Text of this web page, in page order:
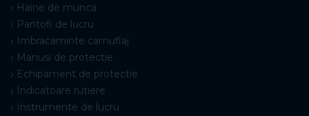
Haine de munca
Pantofi de lucru
Imbracaminte camuflaj
Manusi de protectie
Echipament de protectie
Indicatoare rutiere
Instrumente de lucru